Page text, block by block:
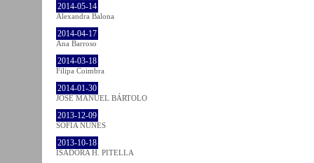
2014-05-14
Alexandra Balona
2014-04-17
Ana Barroso
2014-03-18
Filipa Coimbra
2014-01-30
JOSÉ MANUEL BÁRTOLO
2013-12-09
SOFIA NUNES
2013-10-18
ISADORA H. PITELLA